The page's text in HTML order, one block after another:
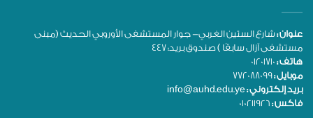
عنوان :شارع الستين الغربي- جوار المستشفى الأوروبي الحديث (مبنى
مستشفى آزال سابقًا ) صندوق بريد: 447
هاتف :
موبايل :
بريد إلكتروني :
فاكس :